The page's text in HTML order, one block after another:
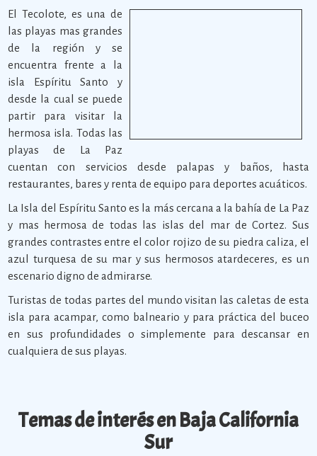
El Tecolote, es una de
las playas mas grandes
de la región y se
encuentra frente a la
isla Espíritu Santo y
desde la cual se puede
partir para visitar la
hermosa isla. Todas las
playas de La Paz
cuentan con servicios desde palapas y baños, hasta
restaurantes, bares y renta de equipo para deportes acuáticos.
La Isla del Espíritu Santo es la más cercana a la bahía de La Paz
y mas hermosa de todas las islas del mar de Cortez. Sus
grandes contrastes entre el color rojizo de su piedra caliza, el
azul turquesa de su mar y sus hermosos atardeceres, es un
escenario digno de admirarse.
Turistas de todas partes del mundo visitan las caletas de esta
isla para acampar, como balneario y para práctica del buceo
en sus profundidades o simplemente para descansar en
cualquiera de sus playas.
Temas de interés en Baja California
Sur